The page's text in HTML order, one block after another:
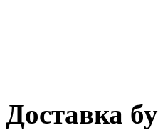
Доставка